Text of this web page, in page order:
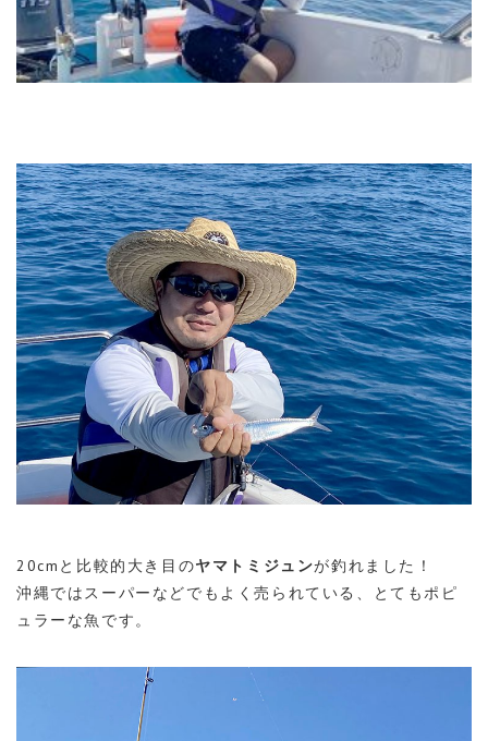
20cmと比較的大き目のヤマトミジュンが釣れました！
沖縄ではスーパーなどでもよく売られている、とてもポピ
ュラーな魚です。